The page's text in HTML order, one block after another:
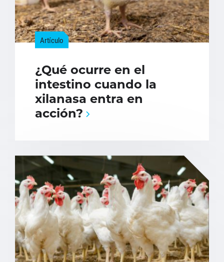
Artículo
¿Qué ocurre en el
intestino cuando la
xilanasa entra en
acción?